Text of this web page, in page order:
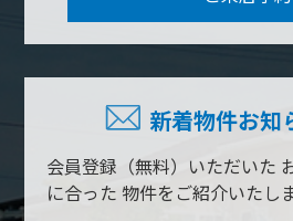
新着物件お知
会員登録（無料）いただいた
に合った 物件をご紹介いたしま